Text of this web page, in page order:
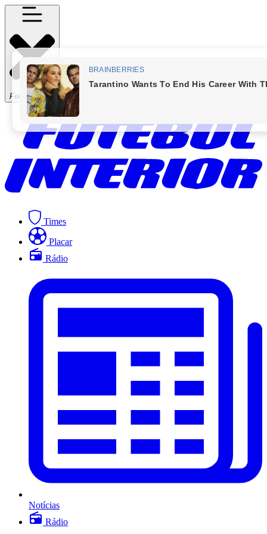
Fechar Menu
Times
Placar
Rádio
Notícias
Rádio